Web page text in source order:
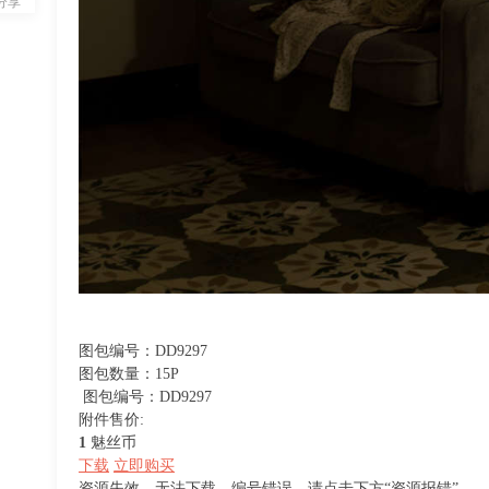
图包编号：DD9297
图包数量：15P
图包编号：DD9297
附件售价:
1 魅丝币
下载 立即购买